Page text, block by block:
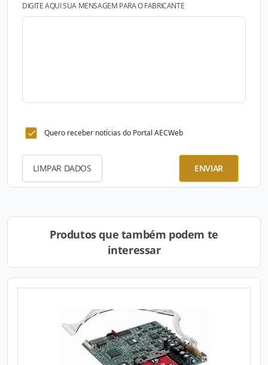
DIGITE AQUI SUA MENSAGEM PARA O FABRICANTE
Quero receber notícias do Portal AECWeb
LIMPAR DADOS ENVIAR
Produtos que também podem te
interessar